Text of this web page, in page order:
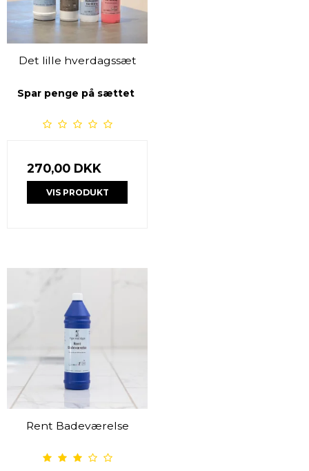
Det lille hverdagssæt
Spar penge på sættet
270,00 DKK
VIS PRODUKT
Rent Badeværelse